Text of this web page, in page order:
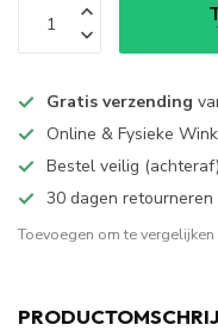
Gratis verzending
Online & Fysieke
Bestel veilig
30 dagen retourneren
Toevoegen om te vergelijken